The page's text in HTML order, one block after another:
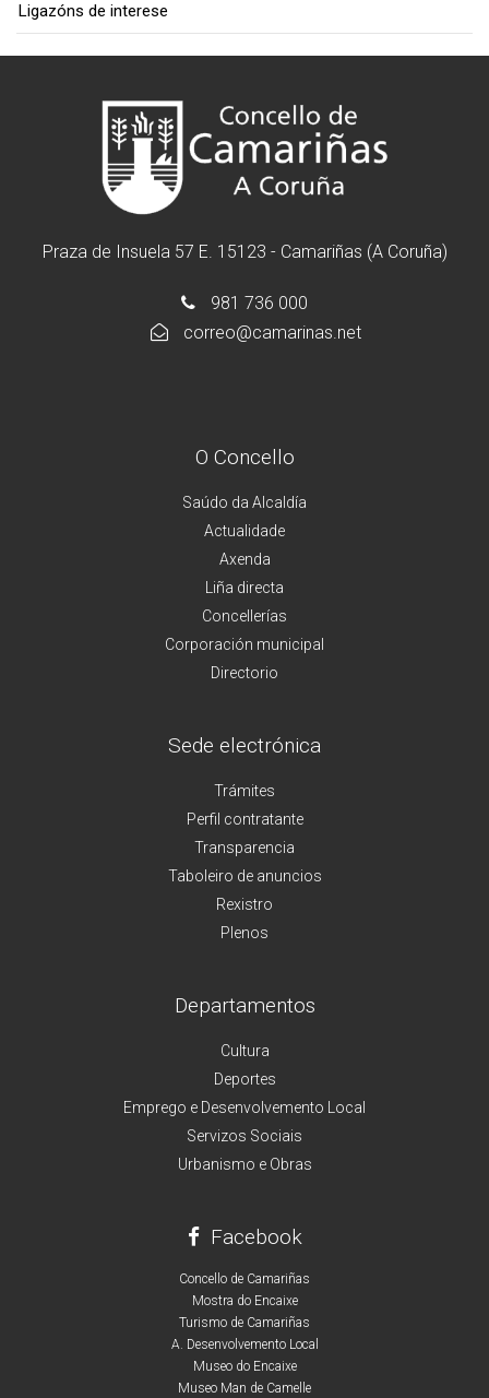
Ligazóns de interese
Praza de Insuela 57 E. 15123 - Camariñas (A Coruña)
981 736 000
correo@camarinas.net
O Concello
Saúdo da Alcaldía
Actualidade
Axenda
Liña directa
Concellerías
Corporación municipal
Directorio
Sede electrónica
Trámites
Perfil contratante
Transparencia
Taboleiro de anuncios
Rexistro
Plenos
Departamentos
Cultura
Deportes
Emprego e Desenvolvemento Local
Servizos Sociais
Urbanismo e Obras
Facebook
Concello de Camariñas
Mostra do Encaixe
Turismo de Camariñas
A. Desenvolvemento Local
Museo do Encaixe
Museo Man de Camelle